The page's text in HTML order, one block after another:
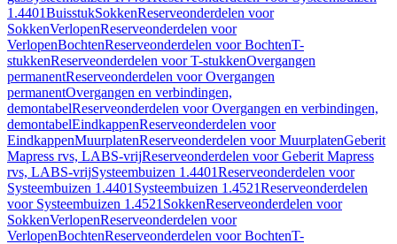
1.4401BuisstukSokkenReserveonderdelen voor
SokkenVerlopenReserveonderdelen voor
VerlopenBochtenReserveonderdelen voor BochtenT-
stukkenReserveonderdelen voor T-stukkenOvergangen
permanentReserveonderdelen voor Overgangen
permanentOvergangen en verbindingen,
demontabelReserveonderdelen voor Overgangen en verbindingen,
demontabelEindkappenReserveonderdelen voor
EindkappenMuurplatenReserveonderdelen voor MuurplatenGeberit
Mapress rvs, LABS-vrijReserveonderdelen voor Geberit Mapress
rvs, LABS-vrijSysteembuizen 1.4401Reserveonderdelen voor
Systeembuizen 1.4401 Systeembuizen 1.4521Reserveonderdelen
voor Systeembuizen 1.4521 SokkenReserveonderdelen voor
SokkenVerlopenReserveonderdelen voor
VerlopenBochtenReserveonderdelen voor BochtenT-